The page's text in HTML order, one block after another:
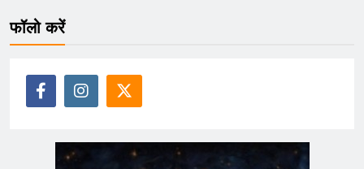
फॉलो करें